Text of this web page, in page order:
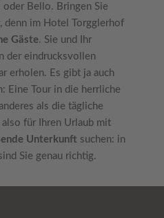
Bello. Bringen Sie
denn im Hotel Torgglerhof
Gäste. Sie und Ihr
der eindrucksvollen
erholen. Es gibt ja auch
Eine Tour in die herrliche
als die tägliche
für Ihren Urlaub mit
Unterkunft suchen: in
Sie genau richtig.